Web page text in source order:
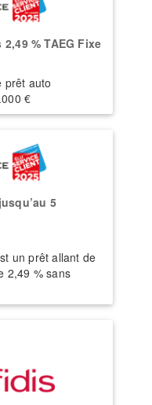
% TAEG Fixe
prêt auto
€
5
un prêt allant de
2,49 % sans